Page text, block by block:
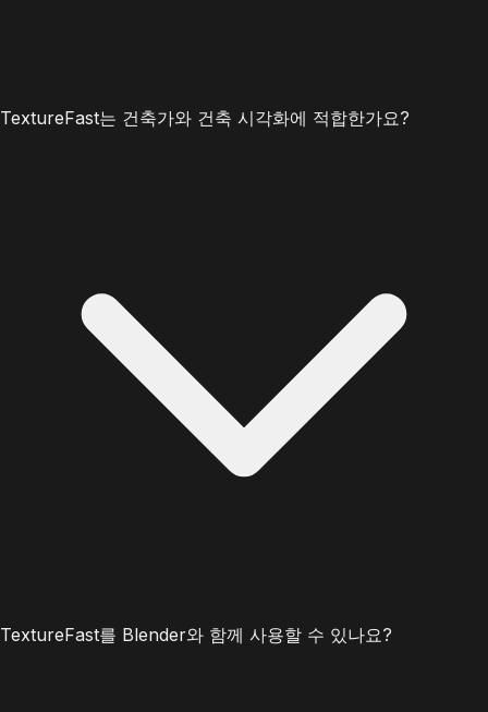
TextureFast는 건축가와 건축 시각화에 적합한가요?
TextureFast를 Blender와 함께 사용할 수 있나요?